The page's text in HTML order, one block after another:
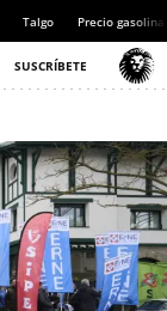
Talgo Precio gasolina